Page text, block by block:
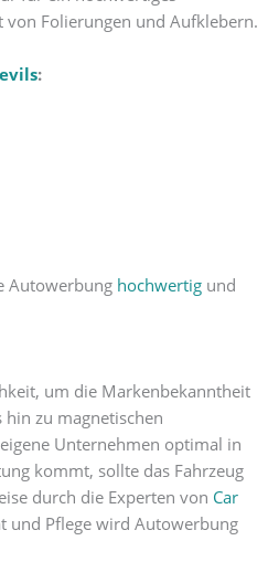
Folierungen und Aufklebern.
:
Autowerbung hochwertig und
um die Markenbekanntheit
hin zu magnetischen
Unternehmen optimal in
kommt, sollte das Fahrzeug
durch die Experten von Car
und Pflege wird Autowerbung